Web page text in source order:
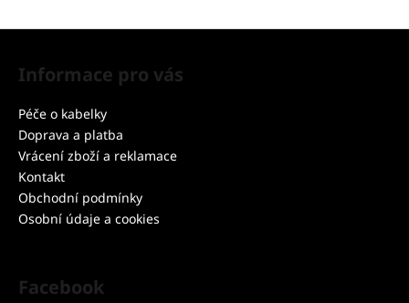
Z
Informace pro vás
Péče o kabelky
Doprava a platba
Vrácení zboží a reklamace
Kontakt
Obchodní podmínky
Osobní údaje a cookies
Facebook